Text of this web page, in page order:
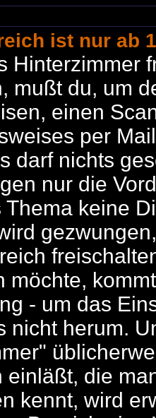
ist nur ab
Hinterzimmer
mußt du, um
einen
per
darf nichts
nur die
Thema keine
möchte,
- um das
nicht herum.
einläßt, die
kennt, wird